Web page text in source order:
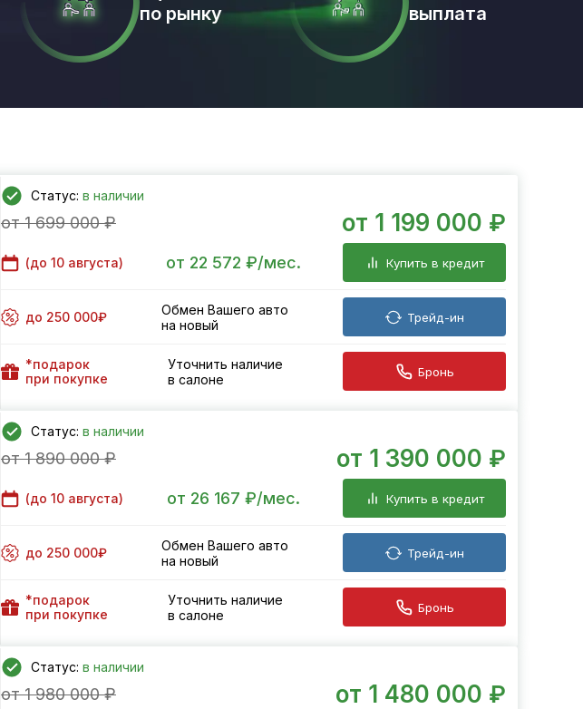
по рынку
выплата
Статус: в наличии
от 1 699 000 ₽ от 1 199 000 ₽
(до 10 августа) от 22 572 ₽/мес. Купить в кредит
до 250 000₽
Обмен Вашего авто
на новый
Трейд-ин
*подарок
при покупке
Уточнить наличие
в салоне
Бронь
Статус: в наличии
от 1 890 000 ₽ от 1 390 000 ₽
(до 10 августа) от 26 167 ₽/мес. Купить в кредит
до 250 000₽
Обмен Вашего авто
на новый
Трейд-ин
*подарок
при покупке
Уточнить наличие
в салоне
Бронь
Статус: в наличии
от 1 980 000 ₽ от 1 480 000 ₽